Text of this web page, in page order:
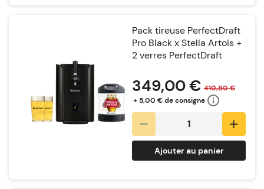
Pack tireuse PerfectDraft
Pro Black x Stella Artois +
2 verres PerfectDraft
349,00 € 410,80 €
+ 5,00 € de consigne
Ajouter au panier